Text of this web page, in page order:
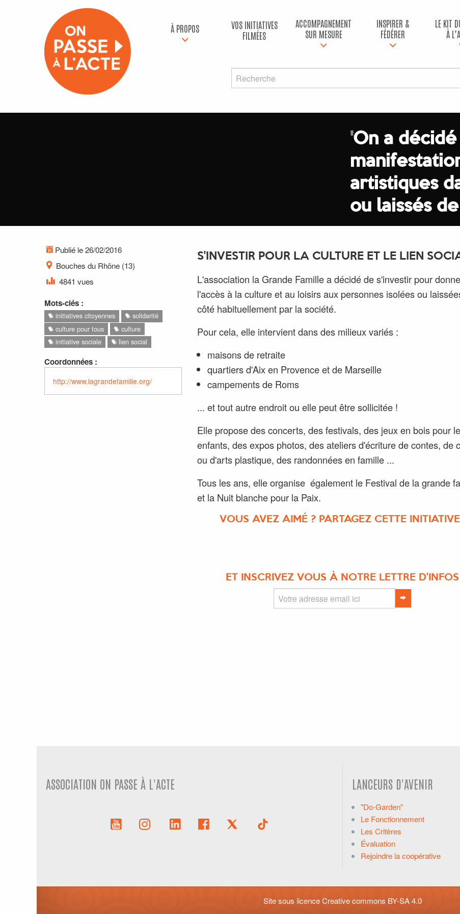
À PROPOS
VOS INITIATIVES
FILMÉES
ACCOMPAGNEMENT
SUR MESURE
INSPIRER &
FÉDÉRER
LE KIT
À
'On a
artistiques
ou laissés
Publié le 26/02/2016
Bouches du Rhône (13)
4841 vues
Mots-clés :
initiatives citoyennes
solidarité
culture pour tous
culture
initiative sociale
lien social
Coordonnées :
http://www.lagrandefamille.org/
S'INVESTIR POUR LA CULTURE ET LE LIEN
L'association la Grande Famille a décidé de s'investir pour
l'accès à la culture et au loisirs aux personnes isolées ou
côté habituellement par la société.
Pour cela, elle intervient dans des milieux variés :
maisons de retraite
quartiers d'Aix en Provence et de Marseille
campements de Roms
... et tout autre endroit ou elle peut être sollicitée !
Elle propose des concerts, des festivals, des jeux en bois pour
enfants, des expos photos, des ateliers d'écriture de contes, de
ou d'arts plastique, des randonnées en famille ...
Tous les ans, elle organise également le Festival de la grande
et la Nuit blanche pour la Paix.
VOUS AVEZ AIMÉ ? PARTAGEZ CETTE
ET INSCRIVEZ VOUS À NOTRE LETTRE D'INFOS
ASSOCIATION ON PASSE À L'ACTE LANCEURS D'AVENIR
"Do-Garden"
Le Fonctionnement
Les Critères
Évaluation
Rejoindre la coopérative
Site sous licenceCreative commons BY-SA 4.0